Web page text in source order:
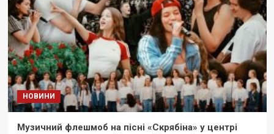
НОВИНИ
Музичний флешмоб на пісні «Скрябіна» у центрі